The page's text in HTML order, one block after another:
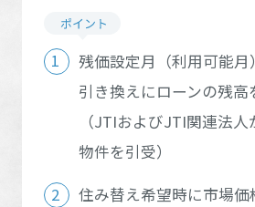
残価設定月（利用可能月
引き換えにローンの残高
（JTIおよびJTI関連法人
物件を引受）
住み替え希望時に市場価